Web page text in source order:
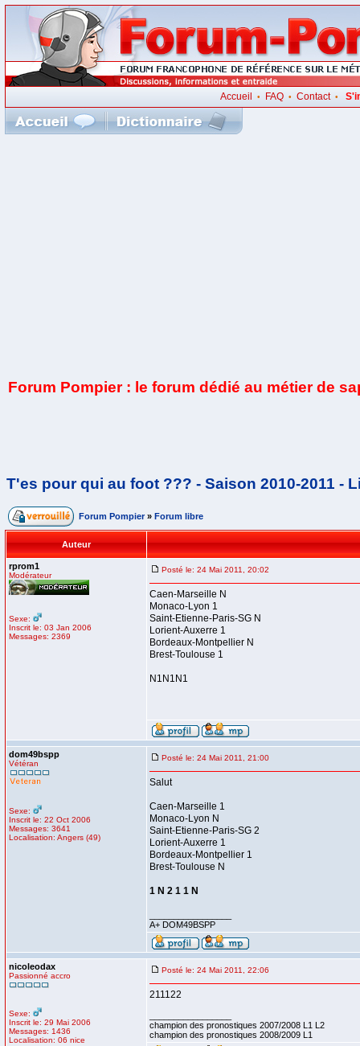
Accueil • FAQ• Contact•
Forum Pompier : le forum dédié au métier de
T'es pour qui au foot ??? - Saison 2010-2011 -
Forum Pompier » Forum libre
Auteur
rprom1
Modérateur
Sexe:
Inscrit le: 03 Jan 2006
Messages: 2369
Posté le: 24 Mai 2011, 20:02
Caen-Marseille N
Monaco-Lyon 1
Saint-Etienne-Paris-SG N
Lorient-Auxerre 1
Bordeaux-Montpellier N
Brest-Toulouse 1
N1N1N1
dom49bspp
Vétéran
Sexe:
Inscrit le: 22 Oct 2006
Messages: 3641
Localisation: Angers (49)
Posté le: 24 Mai 2011, 21:00
Salut
Caen-Marseille 1
Monaco-Lyon N
Saint-Etienne-Paris-SG 2
Lorient-Auxerre 1
Bordeaux-Montpellier 1
Brest-Toulouse N
1 N 2 1 1 N
A+ DOM49BSPP
nicoleodax
Passionné accro
Sexe:
Inscrit le: 29 Mai 2006
Messages: 1436
Localisation: 06 nice
Posté le: 24 Mai 2011, 22:06
211122
champion des pronostiques 2007/2008 L1 L2
champion des pronostiques 2008/2009 L1